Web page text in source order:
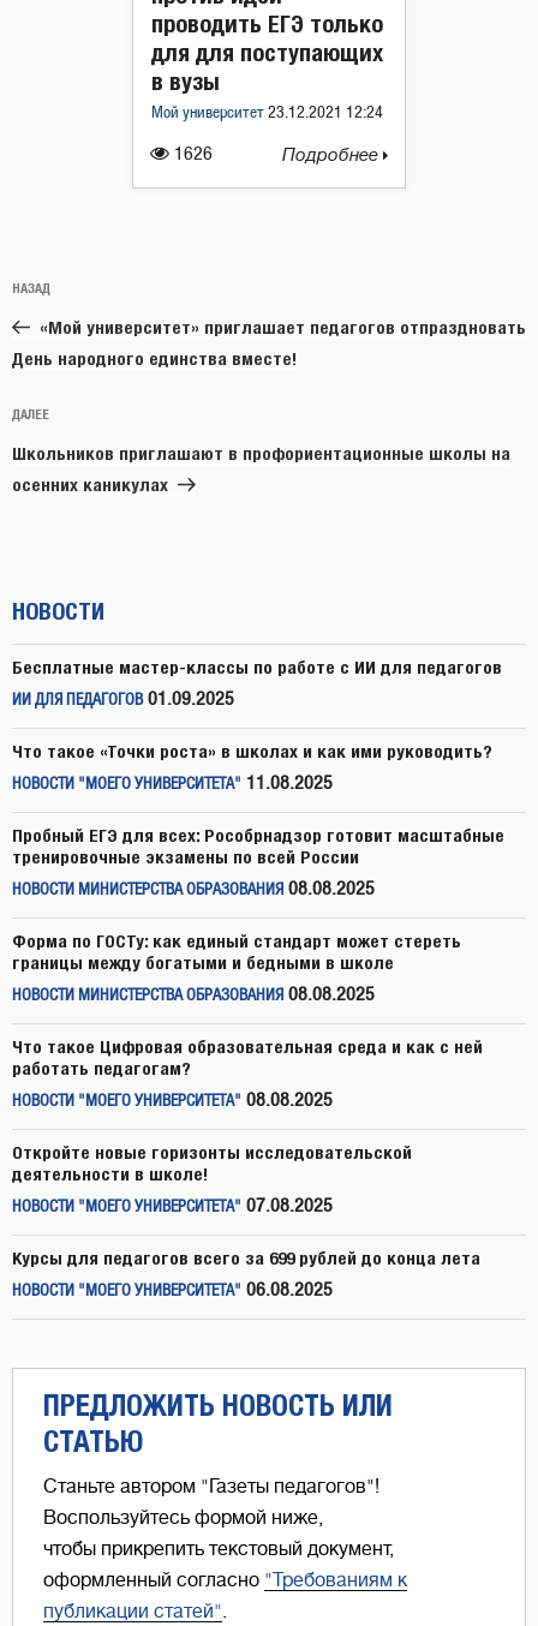
1626
проводить ЕГЭ только
для для поступающих
в вузы
Мой университет 23.12.2021 12:24
Подробнее
по
записям
Предыдущая
запись:
НАЗАД
«Мой университет» приглашает педагогов отпраздновать
День народного единства вместе!
Следующая
запись
ДАЛЕЕ
Школьников приглашают в профориентационные школы на
осенних каникулах
НОВОСТИ
Бесплатные мастер-классы по работе с ИИ для педагогов
ИИ ДЛЯ ПЕДАГОГОВ 01.09.2025
Что такое «Точки роста» в школах и как ими руководить?
НОВОСТИ "МОЕГО УНИВЕРСИТЕТА" 11.08.2025
Пробный ЕГЭ для всех: Рособрнадзор готовит масштабные
тренировочные экзамены по всей России
НОВОСТИ МИНИСТЕРСТВА ОБРАЗОВАНИЯ 08.08.2025
Форма по ГОСТу: как единый стандарт может стереть
границы между богатыми и бедными в школе
НОВОСТИ МИНИСТЕРСТВА ОБРАЗОВАНИЯ 08.08.2025
Что такое Цифровая образовательная среда и как с ней
работать педагогам?
НОВОСТИ "МОЕГО УНИВЕРСИТЕТА" 08.08.2025
Откройте новые горизонты исследовательской
деятельности в школе!
НОВОСТИ "МОЕГО УНИВЕРСИТЕТА" 07.08.2025
Курсы для педагогов всего за 699 рублей до конца лета
НОВОСТИ "МОЕГО УНИВЕРСИТЕТА" 06.08.2025
ПРЕДЛОЖИТЬ НОВОСТЬ ИЛИ
СТАТЬЮ
Станьте автором "Газеты педагогов"!
Воспользуйтесь формой ниже,
чтобы прикрепить текстовый документ,
оформленный согласно "Требованиям к
публикации статей"